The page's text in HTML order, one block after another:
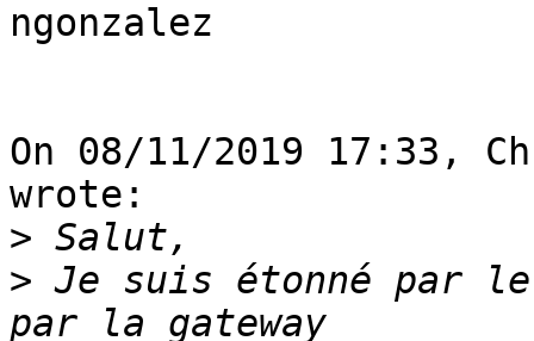
ngonzalez
On 08/11/2019 17:33,
wrote:
>
> Je suis étonné par le